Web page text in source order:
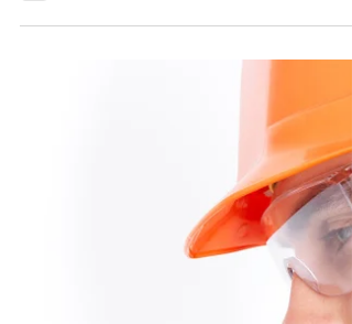
Já se encontra disponível o novo curso
Operação e Segurança" de 7 hrs, pelo